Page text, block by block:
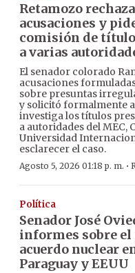
Retamozo rechaza
acusaciones y
comisión de
a varias
El senador colorado
acusaciones
sobre presuntas
y solicitó formalmente
investiga los títulos
a autoridades del MEC,
Universidad
esclarecer el caso.
Agosto 5, 2026 01:18 p. m. ·
Política
Senador José
informes sobre
acuerdo nuclear
Paraguay y EEUU